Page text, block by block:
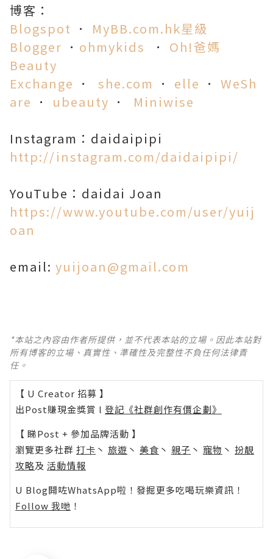
博客：
Blogspot ． MyBB.com.hk星級
Blogger ． ohmykids ． Oh!爸媽
Beauty
Exchange ． she.com ． elle ． WeSh
are ． ubeauty ． Miniwise
Instagram：daidaipipi
http://instagram.com/daidaipipi/
YouTube：daidai Joan
https://www.youtube.com/user/yuij
oan
email: yuijoan@gmail.com
*本站之內容由作者所提供，並不代表本站的立場。因此本站對
所有博客的立場、真實性、準確性及完整性不負任何法律責
任。
【 U Creator 招募 】
出Post賺現金獎賞 l 登記《社群創作有價企劃》
【 睇Post + 參加品牌活動 】
瀏覽更多社群 打卡 丶 旅遊 丶 美食 丶 親子 丶 寵物 丶 扮靚
攻略及 活動情報
U Blog開咗WhatsApp啦！發掘更多吃喝玩樂資訊！
Follow 我哋 ！